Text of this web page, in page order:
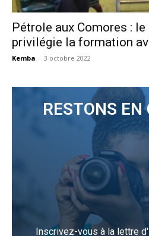
Pétrole aux Comores :
privilégie la formation
Kemba - 3 octobre 2022
RESTONS
Inscrivez-vous à la lettre